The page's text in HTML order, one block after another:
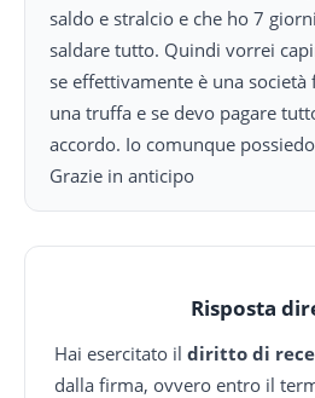
saldo e stralcio e che ho 7
saldare tutto. Quindi vorrei
se effettivamente è una società
una truffa e se devo pagare
accordo. Io comunque
Grazie in anticipo
Risposta
Hai esercitato il diritto di
dalla firma, ovvero entro il